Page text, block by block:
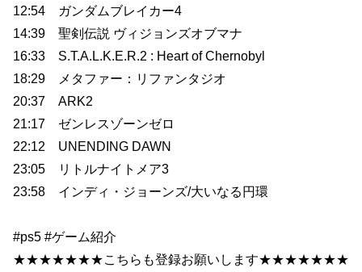
12:54 ガンダムブレイカー4
14:39 聖剣伝説 ヴィジョンズオブマナ
16:33 S.T.A.L.K.E.R.2 : Heart of Chernobyl
18:29 メタファー：リファンタジオ
20:37 ARK2
21:17 ゼンレスゾーンゼロ
22:12 UNENDING DAWN
23:05 リトルナイトメア3
23:58 インディ・ジョーンズ/大いなる円環
#ps5 #ゲーム紹介
★★★★★★★こちらも登録お願いします★★★★★★★